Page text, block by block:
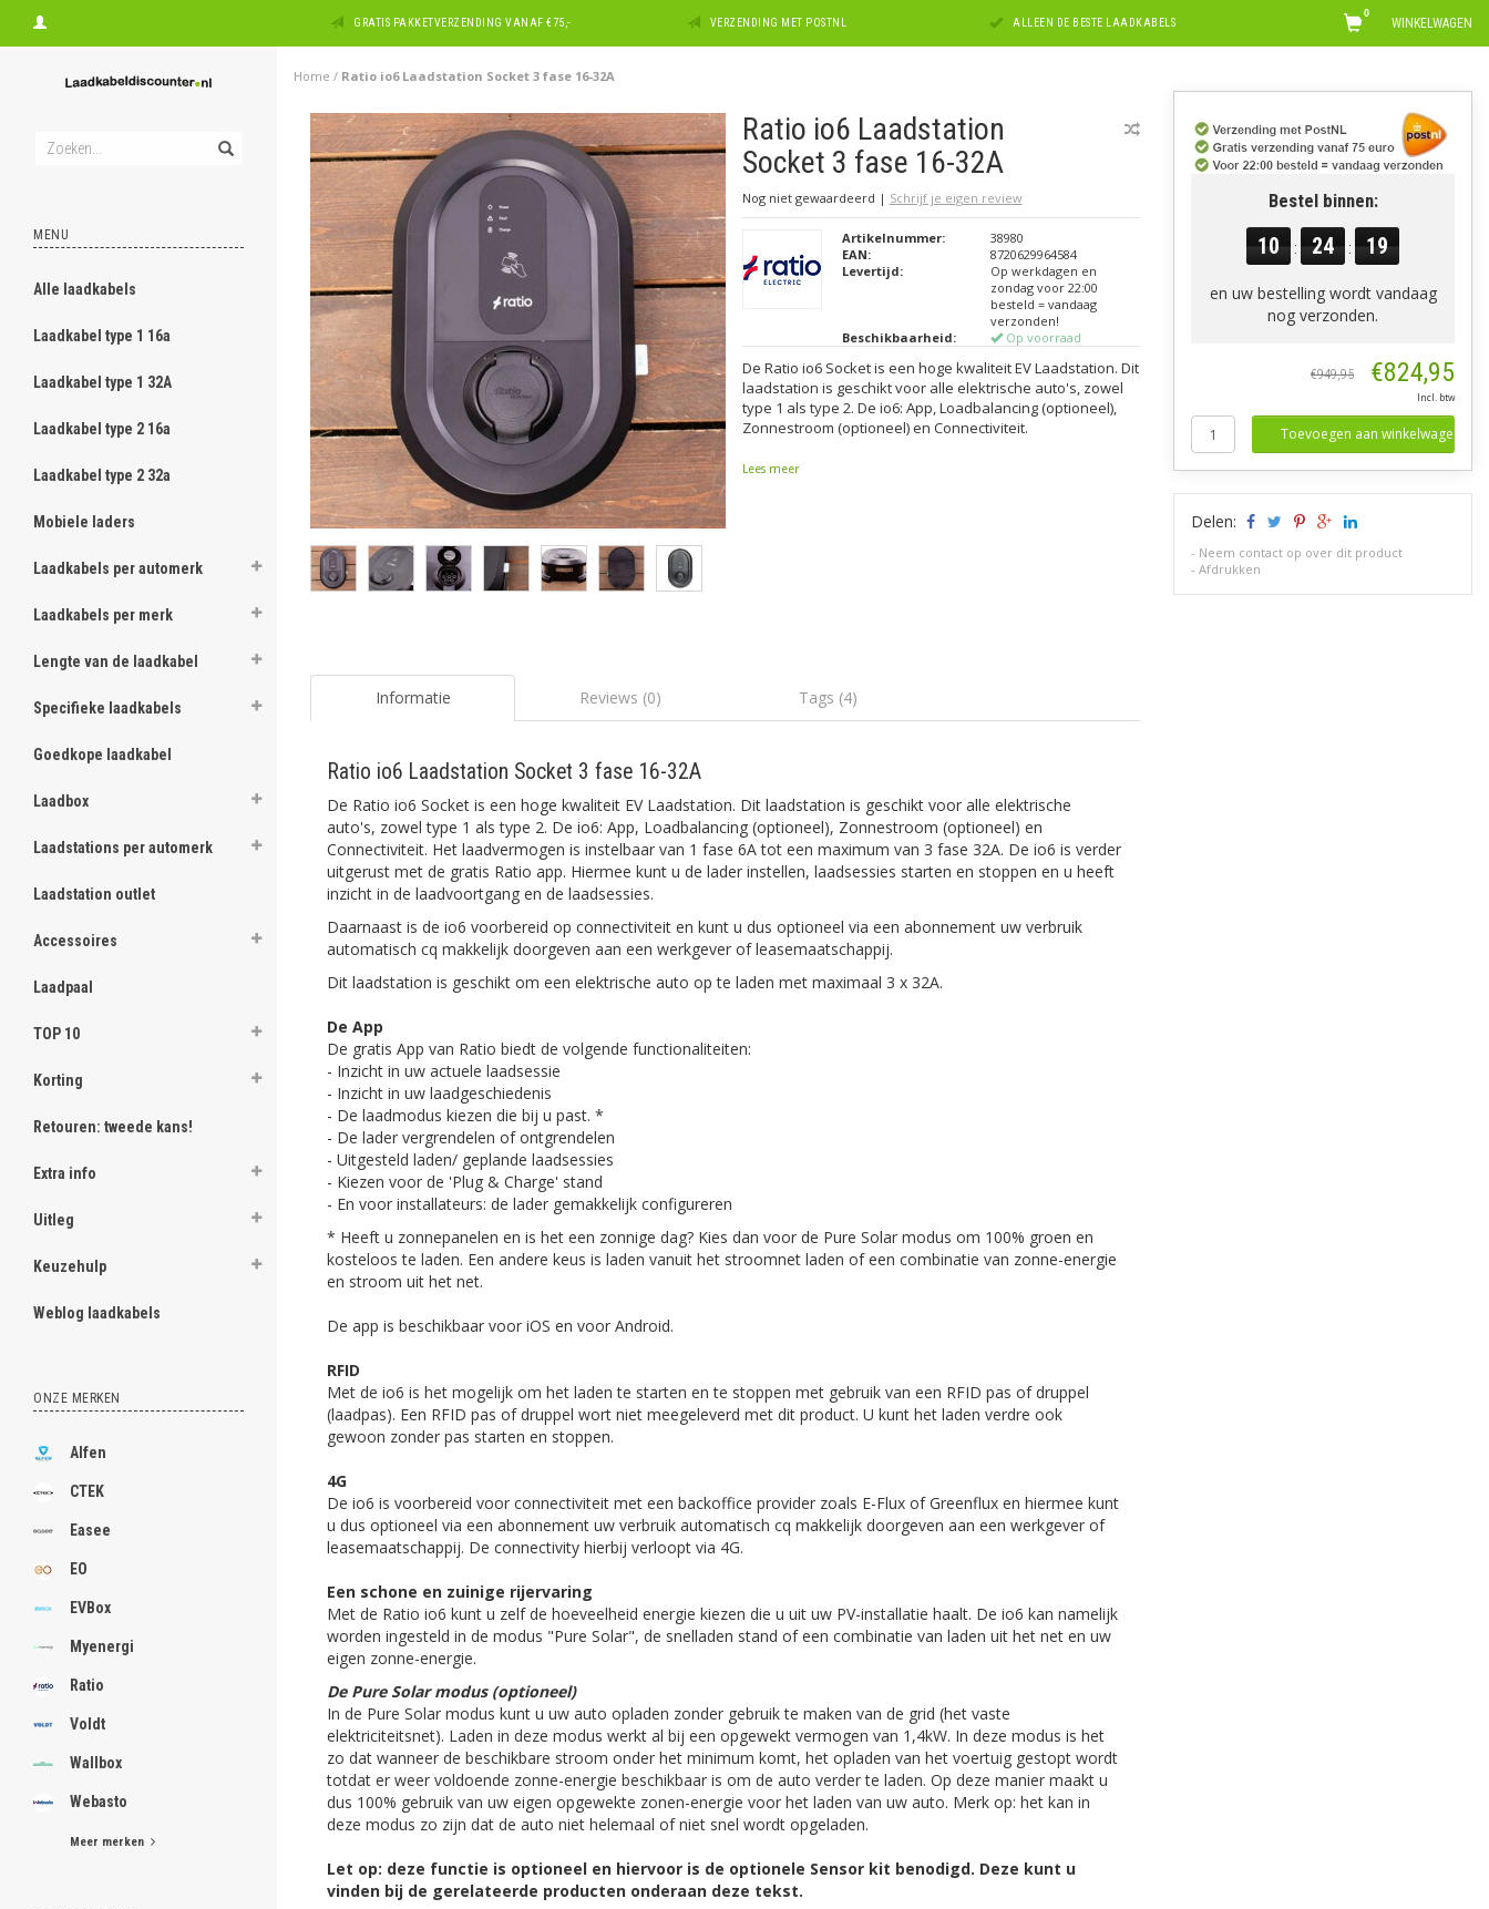
GRATIS PAKKETVERZENDING VANAF €75,- VERZENDING MET POSTNL ALLEEN DE BESTE LAADKABELS WINKELWAGEN
0
MENU
Alle laadkabels
Laadkabel type 1 16a
Laadkabel type 1 32A
Laadkabel type 2 16a
Laadkabel type 2 32a
Mobiele laders
Laadkabels per automerk
Laadkabels per merk
Lengte van de laadkabel
Specifieke laadkabels
Goedkope laadkabel
Laadbox
Laadstations per automerk
Laadstation outlet
Accessoires
Laadpaal
TOP 10
Korting
Retouren: tweede kans!
Extra info
Uitleg
Keuzehulp
Weblog laadkabels
ONZE MERKEN
Alfen
CTEK
Easee
EO
EVBox
Myenergi
Ratio
Voldt
Wallbox
Webasto
Meer merken
Home / Ratio io6 Laadstation Socket 3 fase 16-32A
Ratio io6 Laadstation
Socket 3 fase 16-32A
Nog niet gewaardeerd | Schrijf je eigen review
Artikelnummer:
38980
EAN:
8720629964584
Levertijd:
Op werkdagen en
zondag voor 22:00
besteld = vandaag
verzonden!
Beschikbaarheid:
Op voorraad
De Ratio io6 Socket is een hoge kwaliteit EV Laadstation. Dit
laadstation is geschikt voor alle elektrische auto's, zowel
type 1 als type 2. De io6: App, Loadbalancing (optioneel),
Zonnestroom (optioneel) en Connectiviteit.
Lees meer
Informatie Reviews (0) Tags (4)
Ratio io6 Laadstation Socket 3 fase 16-32A
De Ratio io6 Socket is een hoge kwaliteit EV Laadstation. Dit laadstation is geschikt voor alle elektrische
auto's, zowel type 1 als type 2. De io6: App, Loadbalancing (optioneel), Zonnestroom (optioneel) en
Connectiviteit. Het laadvermogen is instelbaar van 1 fase 6A tot een maximum van 3 fase 32A. De io6 is verder
uitgerust met de gratis Ratio app. Hiermee kunt u de lader instellen, laadsessies starten en stoppen en u heeft
inzicht in de laadvoortgang en de laadsessies.
Daarnaast is de io6 voorbereid op connectiviteit en kunt u dus optioneel via een abonnement uw verbruik
automatisch cq makkelijk doorgeven aan een werkgever of leasemaatschappij.
Dit laadstation is geschikt om een elektrische auto op te laden met maximaal 3 x 32A.
De App
De gratis App van Ratio biedt de volgende functionaliteiten:
- Inzicht in uw actuele laadsessie
- Inzicht in uw laadgeschiedenis
- De laadmodus kiezen die bij u past. *
- De lader vergrendelen of ontgrendelen
- Uitgesteld laden/ geplande laadsessies
- Kiezen voor de 'Plug & Charge' stand
- En voor installateurs: de lader gemakkelijk configureren
* Heeft u zonnepanelen en is het een zonnige dag? Kies dan voor de Pure Solar modus om 100% groen en
kosteloos te laden. Een andere keus is laden vanuit het stroomnet laden of een combinatie van zonne-energie
en stroom uit het net.
De app is beschikbaar voor iOS en voor Android.
RFID
Met de io6 is het mogelijk om het laden te starten en te stoppen met gebruik van een RFID pas of druppel
(laadpas). Een RFID pas of druppel wort niet meegeleverd met dit product. U kunt het laden verdre ook
gewoon zonder pas starten en stoppen.
4G
De io6 is voorbereid voor connectiviteit met een backoffice provider zoals E-Flux of Greenflux en hiermee kunt
u dus optioneel via een abonnement uw verbruik automatisch cq makkelijk doorgeven aan een werkgever of
leasemaatschappij. De connectivity hierbij verloopt via 4G.
Een schone en zuinige rijervaring
Met de Ratio io6 kunt u zelf de hoeveelheid energie kiezen die u uit uw PV-installatie haalt. De io6 kan namelijk
worden ingesteld in de modus "Pure Solar", de snelladen stand of een combinatie van laden uit het net en uw
eigen zonne-energie.
De Pure Solar modus (optioneel)
In de Pure Solar modus kunt u uw auto opladen zonder gebruik te maken van de grid (het vaste
elektriciteitsnet). Laden in deze modus werkt al bij een opgewekt vermogen van 1,4kW. In deze modus is het
zo dat wanneer de beschikbare stroom onder het minimum komt, het opladen van het voertuig gestopt wordt
totdat er weer voldoende zonne-energie beschikbaar is om de auto verder te laden. Op deze manier maakt u
dus 100% gebruik van uw eigen opgewekte zonen-energie voor het laden van uw auto. Merk op: het kan in
deze modus zo zijn dat de auto niet helemaal of niet snel wordt opgeladen.
Let op: deze functie is optioneel en hiervoor is de optionele Sensor kit benodigd. Deze kunt u
vinden bij de gerelateerde producten onderaan deze tekst.
Bestel binnen:
10 : 24 : 18
en uw bestelling wordt vandaag
nog verzonden.
€949,95 €824,95
Incl. btw
Toevoegen aan winkelwagen
Delen:
- Neem contact op over dit product
-Afdrukken